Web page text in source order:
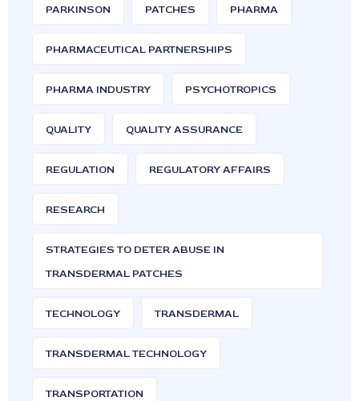
PARKINSON PATCHES PHARMA
PHARMACEUTICAL PARTNERSHIPS
PHARMA INDUSTRY PSYCHOTROPICS
QUALITY QUALITY ASSURANCE
REGULATION REGULATORY AFFAIRS
RESEARCH
STRATEGIES TO DETER ABUSE IN
TRANSDERMAL PATCHES
TECHNOLOGY TRANSDERMAL
TRANSDERMAL TECHNOLOGY
TRANSPORTATION